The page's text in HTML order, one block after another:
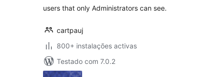
users that only Administrators can see.
cartpauj
800+ instalações activas
Testado com 7.0.2